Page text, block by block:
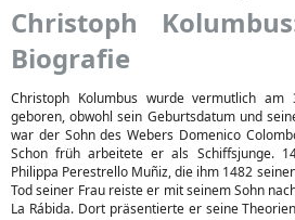
Christoph
Biografie
Christoph Kolumbus wurde vermutlich
geboren, obwohl sein Geburtsdatum und
war der Sohn des Webers Domenico
Schon früh arbeitete er als Schiffsjunge.
Philippa Perestrello Muñiz, die ihm 1482
Tod seiner Frau reiste er mit seinem Sohn
La Rábida. Dort präsentierte er seine